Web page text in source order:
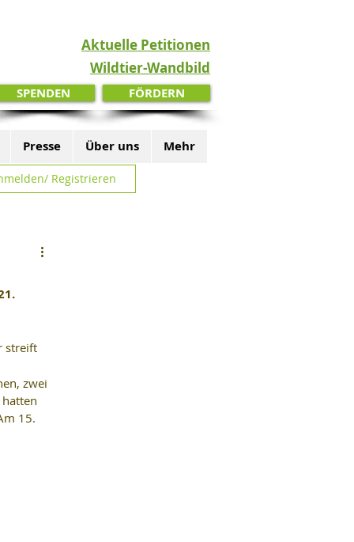
Aktuelle Petitionen
Wildtier-Wandbild
SPENDEN FÖRDERN
Presse Über uns Mehr
Registrieren
streift
zwei
15.